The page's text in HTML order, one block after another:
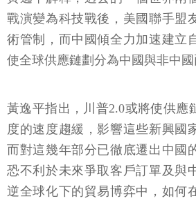
戰演變為科技戰後，美國聯手盟
術管制，而中國傾全力加速建立
使全球供應鏈劃分為中國與非中國
黃逸平指出，川普2.0或將使供應
度的速度趨緩，影響這些新興國
而對這幾年部分已徹底遷出中國
恐不利於未來爭取客戶訂單及與
逆全球化下的貿易博弈中，如何